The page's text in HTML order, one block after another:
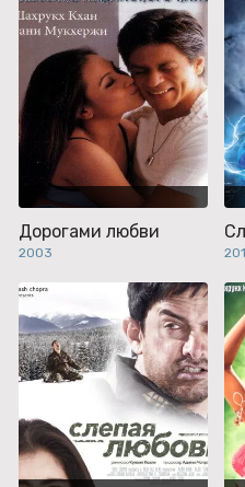
Дорогами любви
2003